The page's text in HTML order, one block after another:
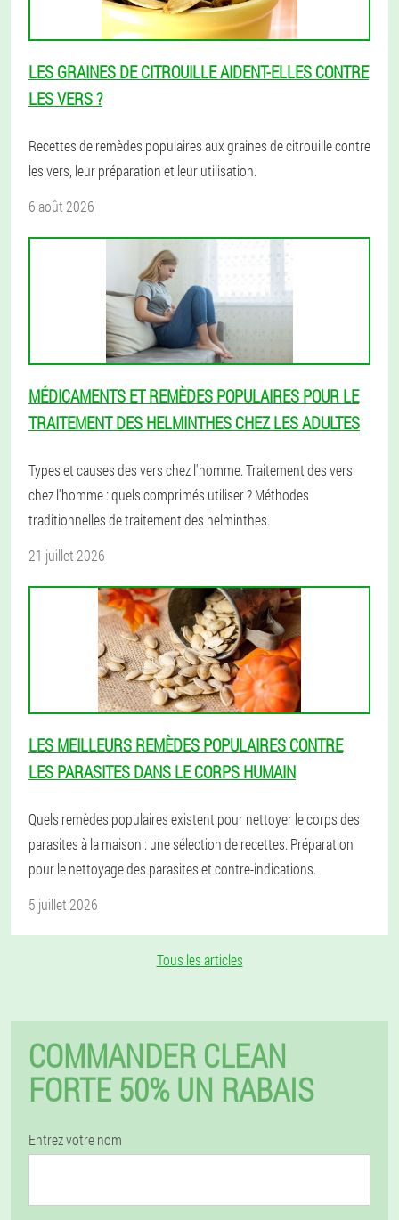
LES GRAINES DE CITROUILLE AIDENT-ELLES CONTRE
LES VERS ?
Recettes de remèdes populaires aux graines de citrouille contre
les vers, leur préparation et leur utilisation.
6 août 2026
MÉDICAMENTS ET REMÈDES POPULAIRES POUR LE
TRAITEMENT DES HELMINTHES CHEZ LES ADULTES
Types et causes des vers chez l'homme. Traitement des vers
chez l'homme : quels comprimés utiliser ? Méthodes
traditionnelles de traitement des helminthes.
21 juillet 2026
LES MEILLEURS REMÈDES POPULAIRES CONTRE
LES PARASITES DANS LE CORPS HUMAIN
Quels remèdes populaires existent pour nettoyer le corps des
parasites à la maison : une sélection de recettes. Préparation
pour le nettoyage des parasites et contre-indications.
5 juillet 2026
Tous les articles
COMMANDER CLEAN
FORTE 50% UN RABAIS
Entrez votre nom